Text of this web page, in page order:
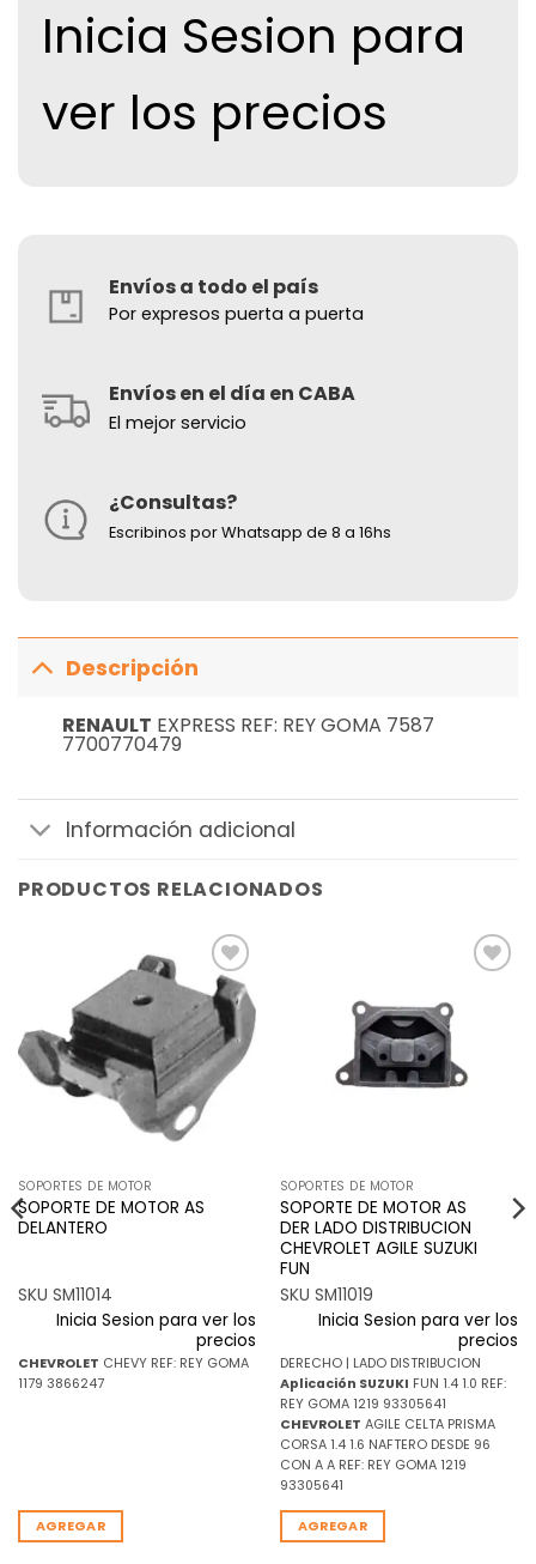
Inicia Sesion para
ver los precios
Envíos a todo el país
Por expresos puerta a puerta
Envíos en el día en CABA
El mejor servicio
¿Consultas?
Escribinos por Whatsapp de 8 a 16hs
Descripción
RENAULT EXPRESS REF: REY GOMA 7587
7700770479
Información adicional
PRODUCTOS RELACIONADOS
Añadir
a la
lista de
deseos
SOPORTES DE MOTOR
SOPORTE DE MOTOR AS
DELANTERO
SKU SM11014
Inicia Sesion para ver los
precios
CHEVROLET CHEVY REF: REY GOMA
1179 3866247
AGREGAR
SOPORTES DE MOTOR
SOPORTE DE MOTOR AS
DER LADO DISTRIBUCION
CHEVROLET AGILE SUZUKI
FUN
SKU SM11019
Inicia Sesion para ver los
precios
DERECHO | LADO DISTRIBUCION
Aplicación SUZUKI FUN 1.4 1.0 REF:
REY GOMA 1219 93305641
CHEVROLET AGILE CELTA PRISMA
CORSA 1.4 1.6 NAFTERO DESDE 96
CON A A REF: REY GOMA 1219
93305641
AGREGAR